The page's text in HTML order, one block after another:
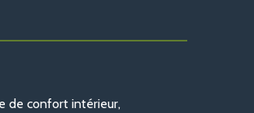
de confort intérieur,